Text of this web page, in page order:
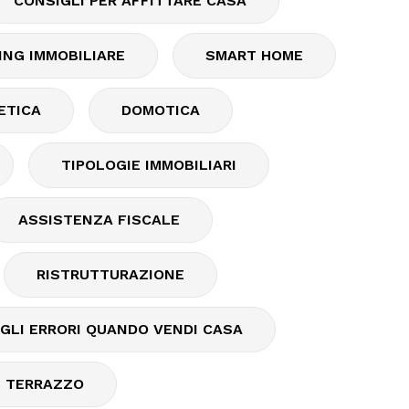
IMMOBILIARE SMART HOME
DOMOTICA
TIPOLOGIE IMMOBILIARI
ASSISTENZA FISCALE
RISTRUTTURAZIONE
GLI ERRORI QUANDO VENDI CASA
TERRAZZO